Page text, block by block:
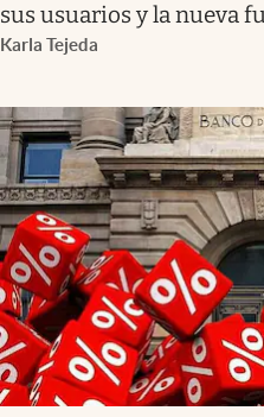
sus usuarios y la nueva
Karla Tejeda